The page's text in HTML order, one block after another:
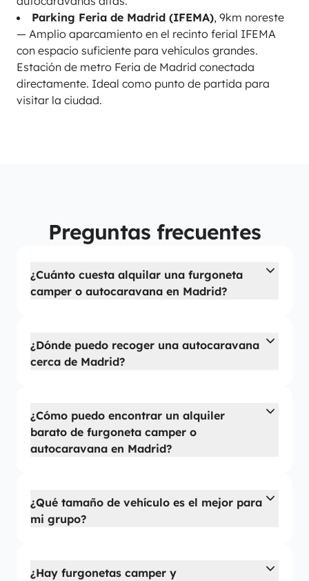
Parking Feria de Madrid (IFEMA), 9km noreste
— Amplio aparcamiento en el recinto ferial IFEMA
con espacio suficiente para vehículos grandes.
Estación de metro Feria de Madrid conectada
directamente. Ideal como punto de partida para
visitar la ciudad.
Preguntas frecuentes
¿Cuánto cuesta alquilar una furgoneta
camper o autocaravana en Madrid?
¿Dónde puedo recoger una autocaravana
cerca de Madrid?
¿Cómo puedo encontrar un alquiler
barato de furgoneta camper o
autocaravana en Madrid?
¿Qué tamaño de vehículo es el mejor para
mi grupo?
¿Hay furgonetas camper y